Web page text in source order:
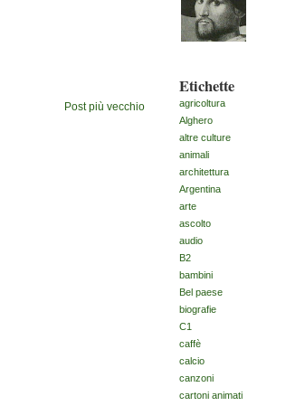
Post più vecchio
Etichette
agricoltura
Alghero
altre culture
animali
architettura
Argentina
arte
ascolto
audio
B2
bambini
Bel paese
biografie
C1
caffè
calcio
canzoni
cartoni animati